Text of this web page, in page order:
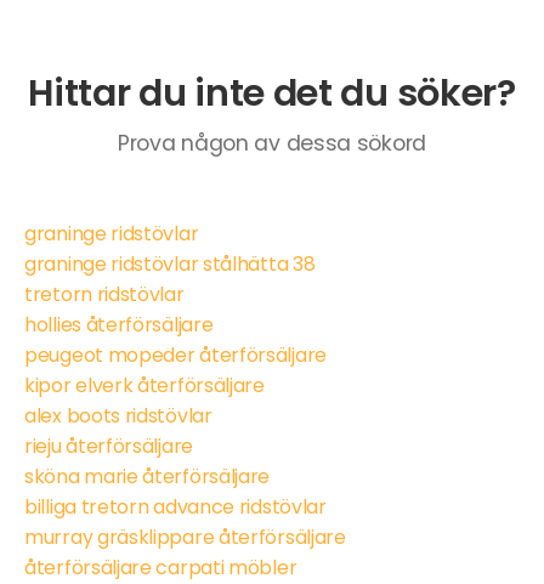
Hittar du inte det du söker?
Prova någon av dessa sökord
graninge ridstövlar
graninge ridstövlar stålhätta 38
tretorn ridstövlar
hollies återförsäljare
peugeot mopeder återförsäljare
kipor elverk återförsäljare
alex boots ridstövlar
rieju återförsäljare
sköna marie återförsäljare
billiga tretorn advance ridstövlar
murray gräsklippare återförsäljare
återförsäljare carpati möbler